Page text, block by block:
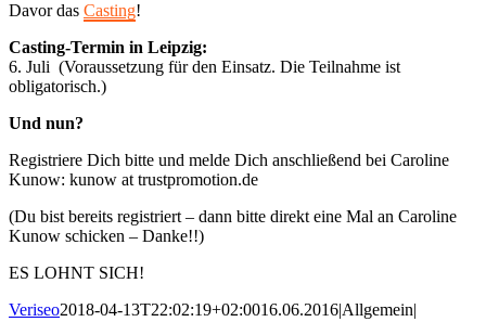
Davor das Casting!
Casting-Termin in Leipzig:
6. Juli (Voraussetzung für den Einsatz. Die Teilnahme ist
obligatorisch.)
Und nun?
Registriere Dich bitte und melde Dich anschließend bei Caroline
Kunow: kunow at trustpromotion.de
(Du bist bereits registriert – dann bitte direkt eine Mal an Caroline
Kunow schicken – Danke!!)
ES LOHNT SICH!
Veriseo2018-04-13T22:02:19+02:0016.06.2016|Allgemein|